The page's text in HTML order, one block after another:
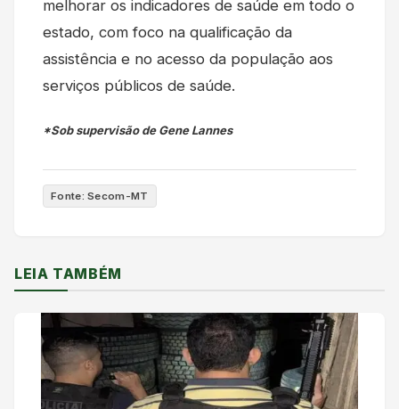
melhorar os indicadores de saúde em todo o
estado, com foco na qualificação da
assistência e no acesso da população aos
serviços públicos de saúde.
*Sob supervisão de Gene Lannes
Fonte: Secom-MT
LEIA TAMBÉM